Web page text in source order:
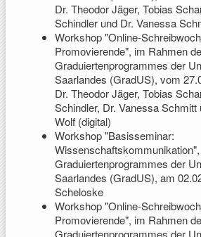
Dr. Theodor Jäger, Tobias
Schindler und Dr. Vanessa
Workshop "Online-
Promovierende", im Rahmen
Graduiertenprogrammes der
Saarlandes (GradUS), vom
Dr. Theodor Jäger, Tobias
Schindler, Dr. Vanessa Schmitt
Wolf (digital)
Workshop "Basisseminar:
Graduiertenprogrammes der
Saarlandes (GradUS), am
Scheloske
Workshop "Online-
Promovierende", im Rahmen
Graduiertenprogrammes der